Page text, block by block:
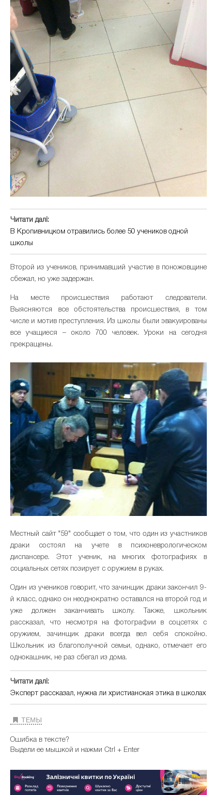
Читати далі:
В Кропивницком отравились более 50 учеников одной
школы
Второй из учеников, принимавший участие в поножовщине
сбежал, но уже задержан.
На месте происшествия работают следователи.
Выясняются все обстоятельства происшествия, в том
числе и мотив преступления. Из школы были эвакуированы
все учащиеся – около 700 человек. Уроки на сегодня
прекращены.
Местный сайт "59" сообщает о том, что один из участников
драки состоял на учете в психоневрологическом
диспансере. Этот ученик, на многих фотографиях в
социальных сетях позирует с оружием в руках.
Один из учеников говорит, что зачинщик драки закончил 9-
й класс, однако он неоднократно оставался на второй год и
уже должен заканчивать школу. Также, школьник
рассказал, что несмотря на фотографии в соцсетях с
оружием, зачинщик драки всегда вел себя спокойно.
Школьник из благополучной семьи, однако, отмечает его
однокашник, не раз сбегал из дома.
Читати далі:
Эксперт рассказал, нужна ли христианская этика в школах
ТЕМЫ
Ошибка в тексте?
Выдели ее мышкой и нажми Ctrl + Enter